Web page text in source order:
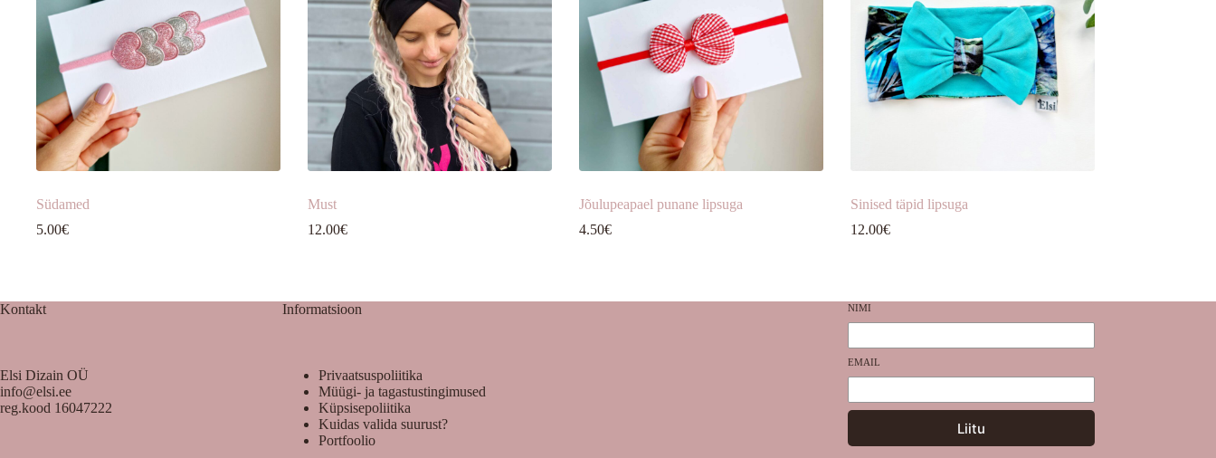
Südamed
5.00€
Must
12.00€
Jõulupeapael punane lipsuga
4.50€
Sinised täpid lipsuga
12.00€
Kontakt
Elsi Dizain OÜ
info@elsi.ee
reg.kood 16047222
Informatsioon
Privaatsuspoliitika
Müügi- ja tagastustingimused
Küpsisepoliitika
Kuidas valida suurust?
Portfoolio
NIMI
EMAIL
Liitu